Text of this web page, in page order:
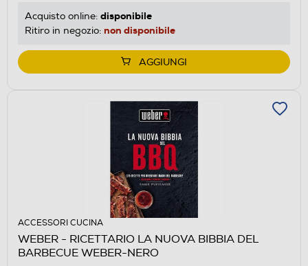
Acquisto online: disponibile
Ritiro in negozio: non disponibile
AGGIUNGI
ACCESSORI CUCINA
WEBER - RICETTARIO LA NUOVA BIBBIA DEL
BARBECUE WEBER-NERO